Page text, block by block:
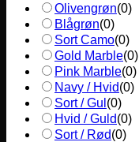
Olivengrøn(0)
Blågrøn(0)
Sort Camo(0)
Gold Marble(0)
Pink Marble(0)
Navy / Hvid(0)
Sort / Gul (0)
Hvid / Guld(0)
Sort / Rød(0)